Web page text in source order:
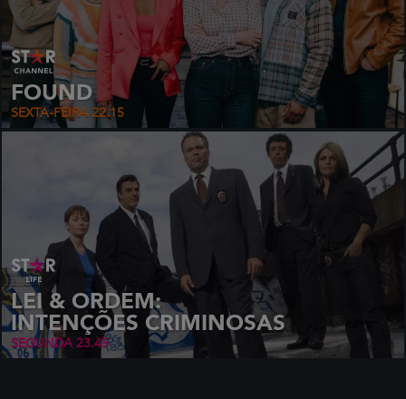
FOUND
SEXTA-FEIRA 22.15
LEI & ORDEM:
INTENÇÕES CRIMINOSAS
SEGUNDA 23.45